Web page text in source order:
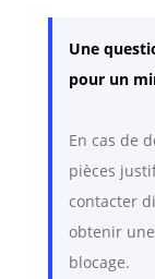
Une
pour un
En cas de
pièces
contacter
obtenir
blocage.